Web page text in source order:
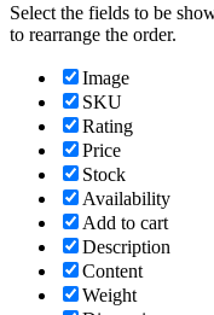
Select the fields to be
to rearrange the order.
Image
SKU
Rating
Price
Stock
Availability
Add to cart
Description
Content
Weight